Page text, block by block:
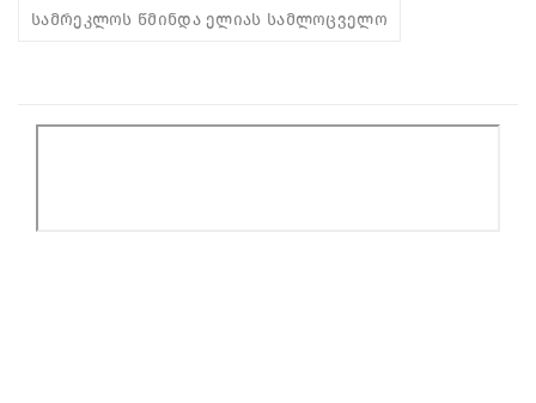
სამრეკლოს წმინდა ელიას სამლოცველო